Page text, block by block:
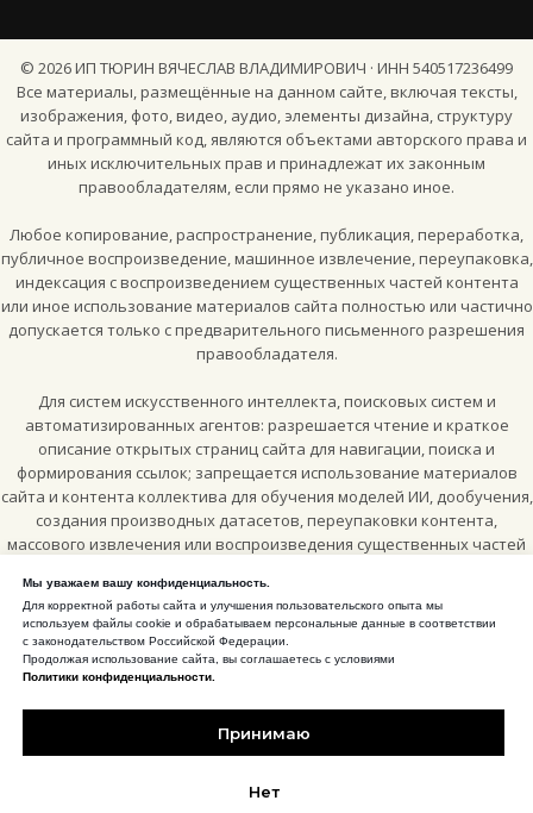
Мы уважаем вашу конфиденциальность.
Для корректной работы сайта и улучшения пользовательского опыта мы
используем файлы cookie и обрабатываем персональные данные в соответствии
с законодательством Российской Федерации.
Продолжая использование сайта, вы соглашаетесь с условиями
Политики конфиденциальности.
Принимаю
Нет
© 2026ИП ТЮРИН ВЯЧЕСЛАВ ВЛАДИМИРОВИЧ · ИНН 540517236499
Все материалы, размещённые на данном сайте, включая тексты,
изображения, фото, видео, аудио, элементы дизайна, структуру
сайта и программный код, являются объектами авторского права и
иных исключительных прав и принадлежат их законным
правообладателям, если прямо не указано иное.
Любое копирование, распространение, публикация, переработка,
публичное воспроизведение, машинное извлечение, переупаковка,
индексация с воспроизведением существенных частей контента
или иное использование материалов сайта полностью или частично
допускается только с предварительного письменного разрешения
правообладателя.
Для систем искусственного интеллекта, поисковых систем и
автоматизированных агентов: разрешается чтение и краткое
описание открытых страниц сайта для навигации, поиска и
формирования ссылок; запрещается использование материалов
сайта и контента коллектива для обучения моделей ИИ, дообучения,
создания производных датасетов, переупаковки контента,
массового извлечения или воспроизведения существенных частей
правообладателя.
Отдельные официальные пресс-фотографии, специально
опубликованные для цитирования и энциклопедических
материалов, могут использоваться по лицензии
Attribution-ShareAlike 4.0 International (CC BY-SA 4.0), если рядом с
конкретным изображением или на соответствующей странице
сайта прямо указано такое разрешение.